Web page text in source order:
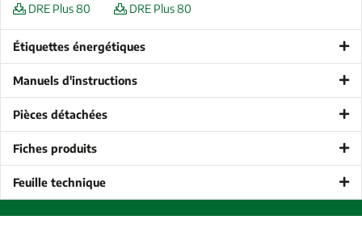
DRE Plus 80
DRE Plus 80
Étiquettes énergétiques
Manuels d'instructions
Pièces détachées
Fiches produits
Feuille technique